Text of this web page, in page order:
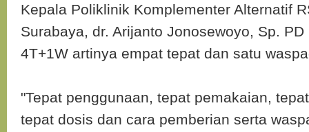
Kepala Poliklinik Komplementer Alternatif
Surabaya, dr. Arijanto Jonosewoyo, Sp.
4T+1W artinya empat tepat dan satu
"Tepat penggunaan, tepat pemakaian,
tepat dosis dan cara pemberian serta